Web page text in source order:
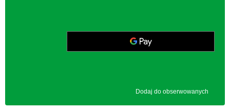
Dodaj do obserwowanych